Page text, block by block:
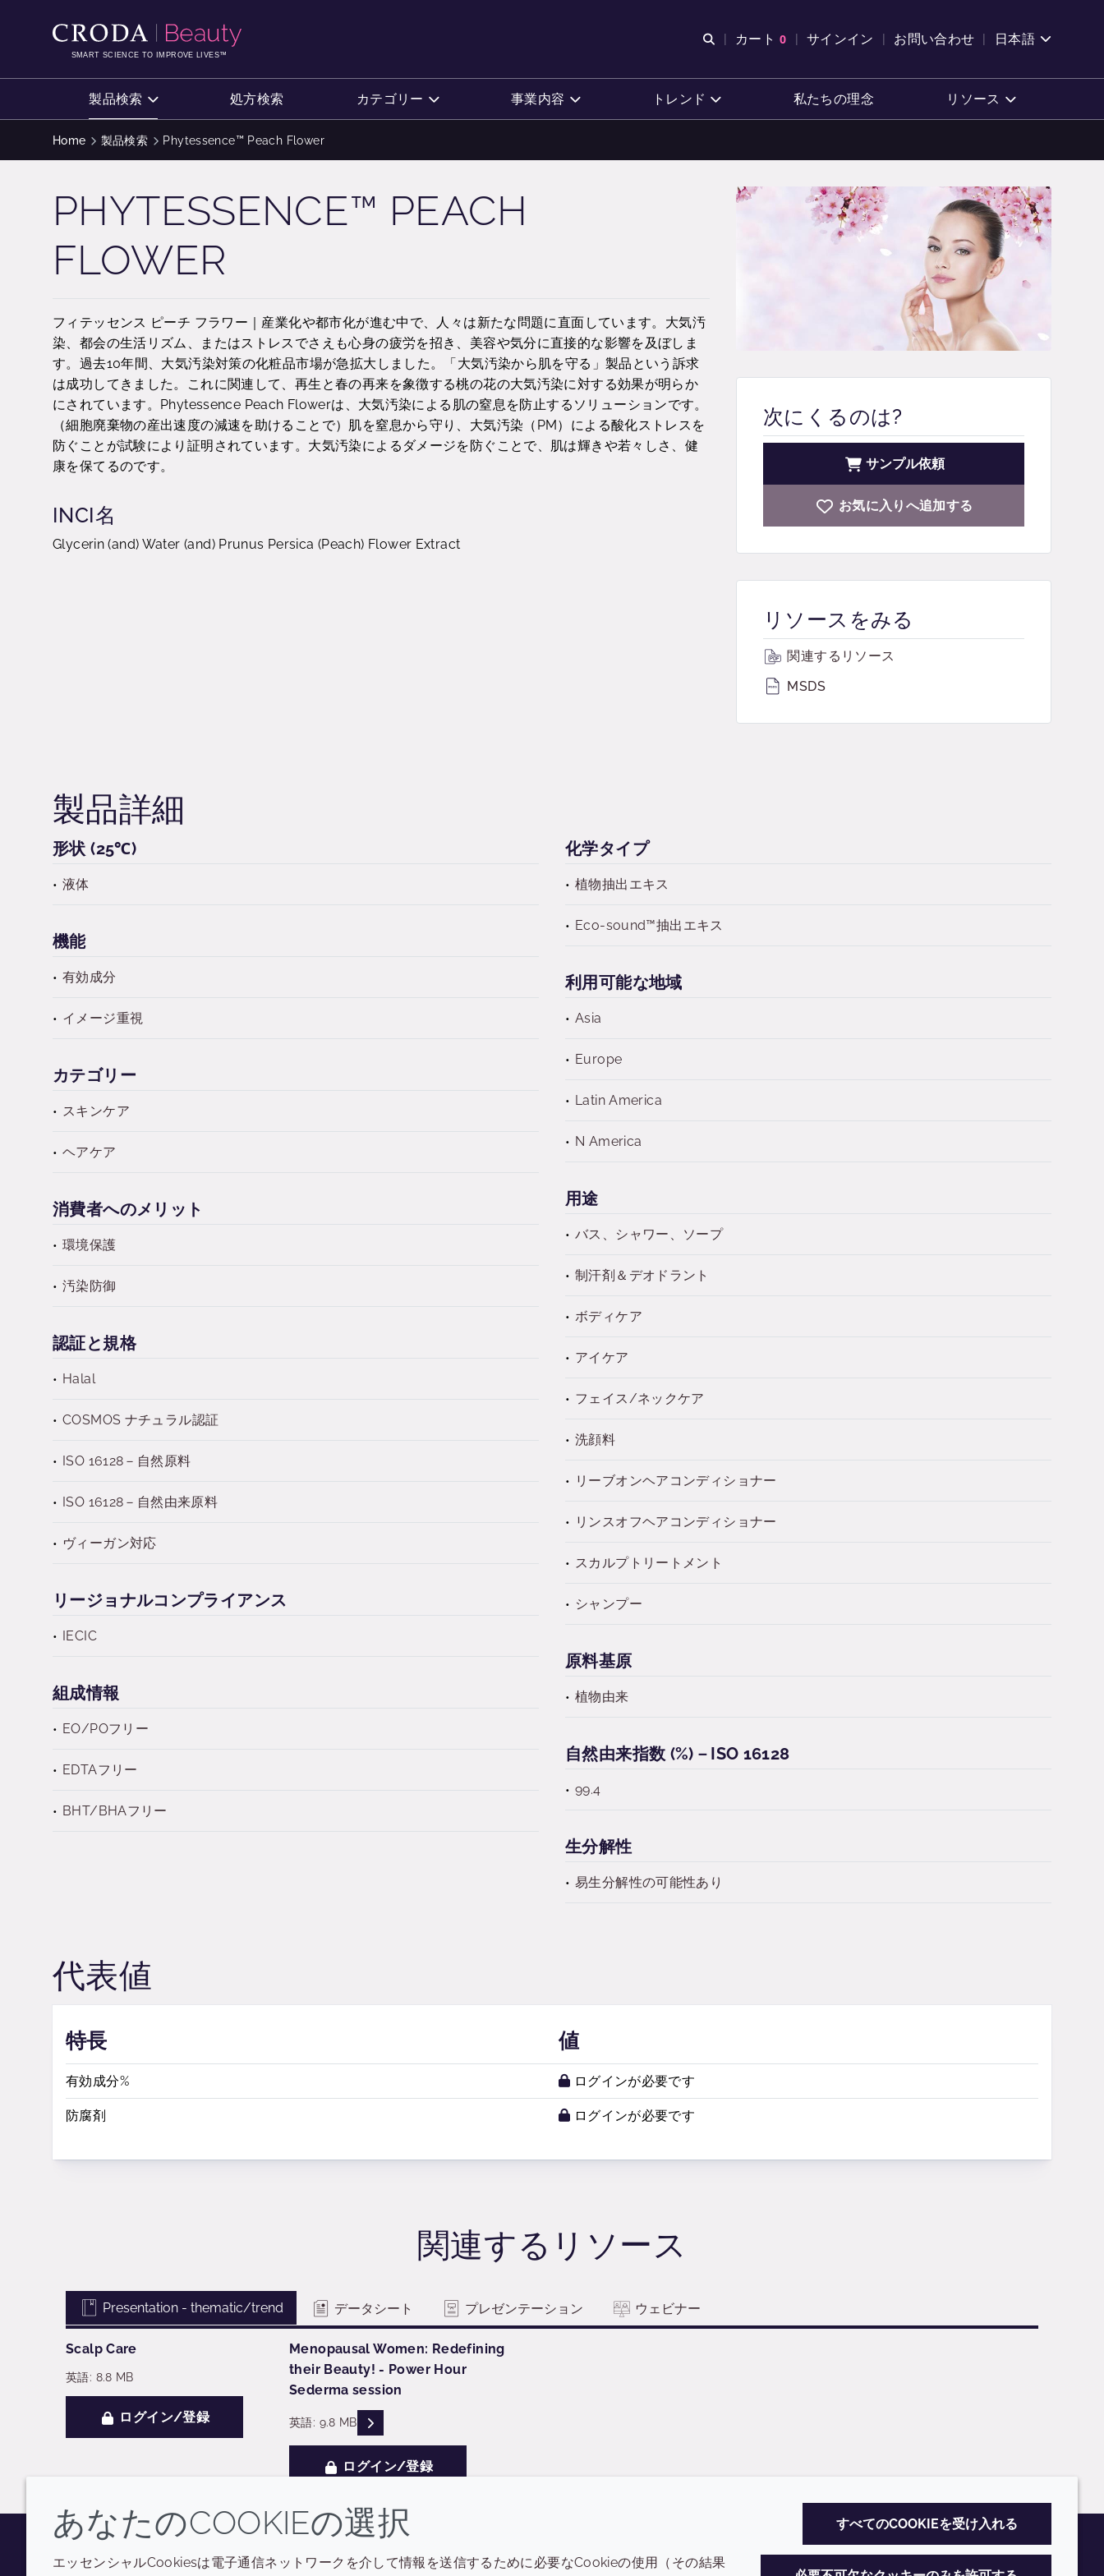
SMART SCIENCE TO IMPROVE LIVES™
検索を開く
カート 0
カートを確認する
サインイン お問い合わせ 日本語
製品検索 処方検索 カテゴリー 事業内容 トレンド 私たちの理念 リソース
Home 製品検索 Phytessence™ Peach Flower
PHYTESSENCE™ PEACH
FLOWER
フィテッセンス ピーチ フラワー｜産業化や都市化が進む中で、人々は新たな問題に直面しています。大気汚
染、都会の生活リズム、またはストレスでさえも心身の疲労を招き、美容や気分に直接的な影響を及ぼしま
す。過去10年間、大気汚染対策の化粧品市場が急拡大しました。「大気汚染から肌を守る」製品という訴求
は成功してきました。これに関連して、再生と春の再来を象徴する桃の花の大気汚染に対する効果が明らか
にされています。Phytessence Peach Flowerは、大気汚染による肌の窒息を防止するソリューションです。
（細胞廃棄物の産出速度の減速を助けることで）肌を窒息から守り、大気汚染（PM）による酸化ストレスを
防ぐことが試験により証明されています。大気汚染によるダメージを防ぐことで、肌は輝きや若々しさ、健
康を保てるのです。
INCI名
Glycerin (and) Water (and) Prunus Persica (Peach) Flower Extract
次にくるのは?
サンプル依頼
お気に入りへ追加する
リソースをみる
関連するリソース
MSDS
製品詳細
形状 (25℃)
液体
化学タイプ
植物抽出エキス
Eco-sound™抽出エキス
機能
有効成分
イメージ重視
利用可能な地域
Asia
Europe
Latin America
N America
カテゴリー
スキンケア
ヘアケア
用途
バス、シャワー、ソープ
制汗剤＆デオドラント
ボディケア
アイケア
フェイス/ネックケア
洗顔料
リーブオンヘアコンディショナー
リンスオフヘアコンディショナー
スカルプトリートメント
シャンプー
消費者へのメリット
環境保護
汚染防御
認証と規格
Halal
COSMOS ナチュラル認証
ISO 16128－自然原料
ISO 16128－自然由来原料
ヴィーガン対応
リージョナルコンプライアンス
IECIC
原料基原
植物由来
組成情報
EO/POフリー
EDTAフリー
BHT/BHAフリー
自然由来指数 (%)－ISO 16128
99.4
生分解性
易生分解性の可能性あり
代表値
特長 値
有効成分% ログインが必要です
防腐剤 ログインが必要です
関連するリソース
Presentation - thematic/trend データシート プレゼンテーション ウェビナー
Scalp Care
英語: 8.8 MB
ログイン/登録
Menopausal Women: Redefining
their Beauty! - Power Hour
Sederma session
英語: 9.8 MB READ DESCRIPTIONS
ログイン/登録
会社 LEGAL
あなたのCOOKIEの選択
エッセンシャルCookiesは電子通信ネットワークを介して情報を送信するために必要なCookieの使用（その結果
すべてのCOOKIEを受け入れる